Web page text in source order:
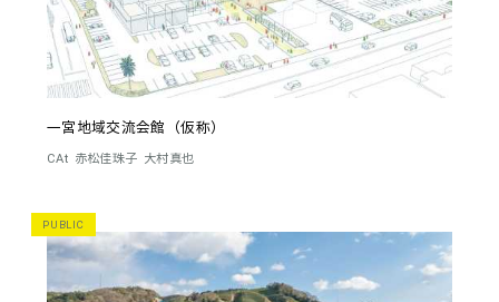
一宮地域交流会館（仮称）
CAt 赤松佳珠子 大村真也
PUBLIC